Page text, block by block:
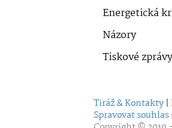
Energetická
Názory
Tiskové zprávy
Tiráž & Kontakty |
Spravovat